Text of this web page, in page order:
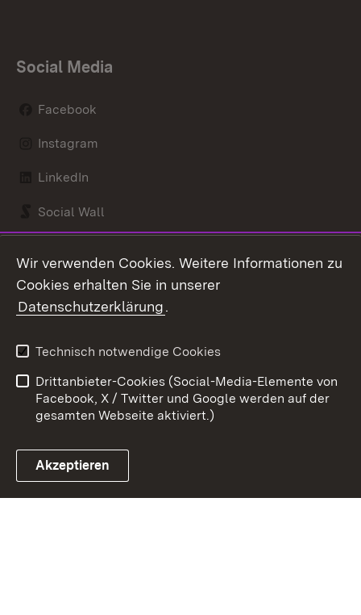
Social Media
Facebook
Instagram
LinkedIn
Social Wall
Link zum Landesportal
Kontakt
Barrierefreiheit
Impressum
Cookies
Wir verwenden Cookies. Weitere Informationen zu
Cookies erhalten Sie in unserer
Datenschutzerklärung.
Technisch notwendige Cookies
Drittanbieter-Cookies (Social-Media-Elemente von
Facebook, X / Twitter und Google werden auf der
gesamten Webseite aktiviert.)
Akzeptieren